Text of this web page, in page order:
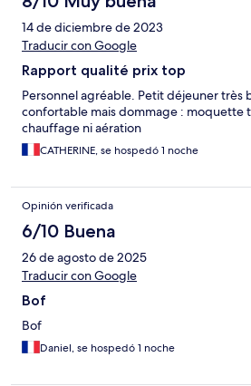
14 de diciembre de 2023
Traducir con Google
Rapport qualité prix top
Personnel agréable. Petit déjeuner très
confortable mais dommage : moquette
chauffage ni aération
CATHERINE, se hospedó 1 noche
Opinión verificada
6/10 Buena
26 de agosto de 2025
Traducir con Google
Bof
Bof
Daniel, se hospedó 1 noche